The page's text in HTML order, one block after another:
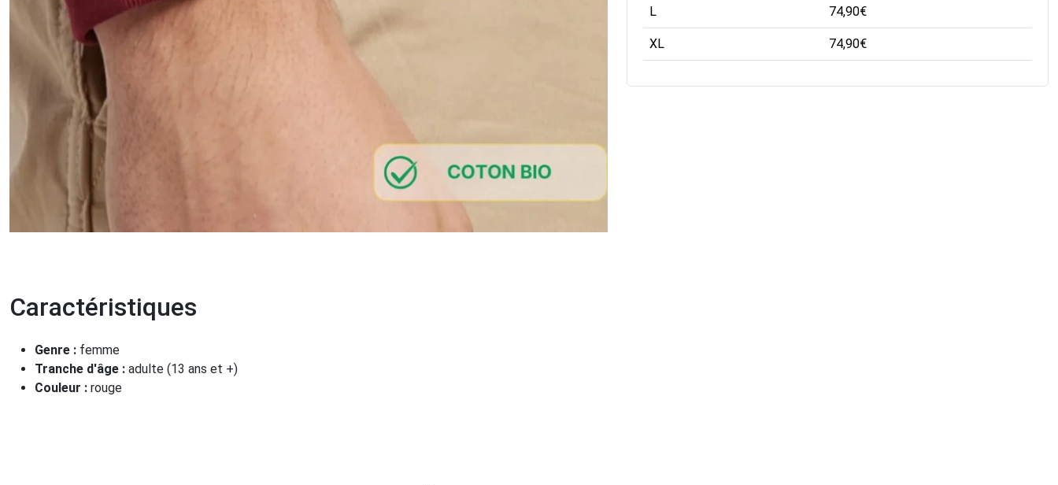
L 74,90€
XL 74,90€
Caractéristiques
Genre : femme
Tranche d'âge : adulte (13 ans et +)
Couleur : rouge